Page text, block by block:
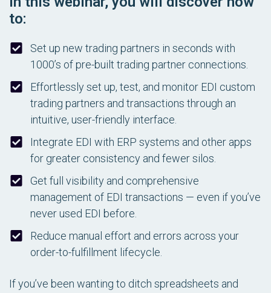
to:
Set up new trading partners in seconds with
1000’s of pre-built trading partner connections.
Effortlessly set up, test, and monitor EDI custom
trading partners and transactions through an
intuitive, user-friendly interface.
Integrate EDI with ERP systems and other apps
for greater consistency and fewer silos.
Get full visibility and comprehensive
management of EDI transactions — even if you’ve
never used EDI before.
Reduce manual effort and errors across your
order-to-fulfillment lifecycle.
If you’ve been wanting to ditch spreadsheets and